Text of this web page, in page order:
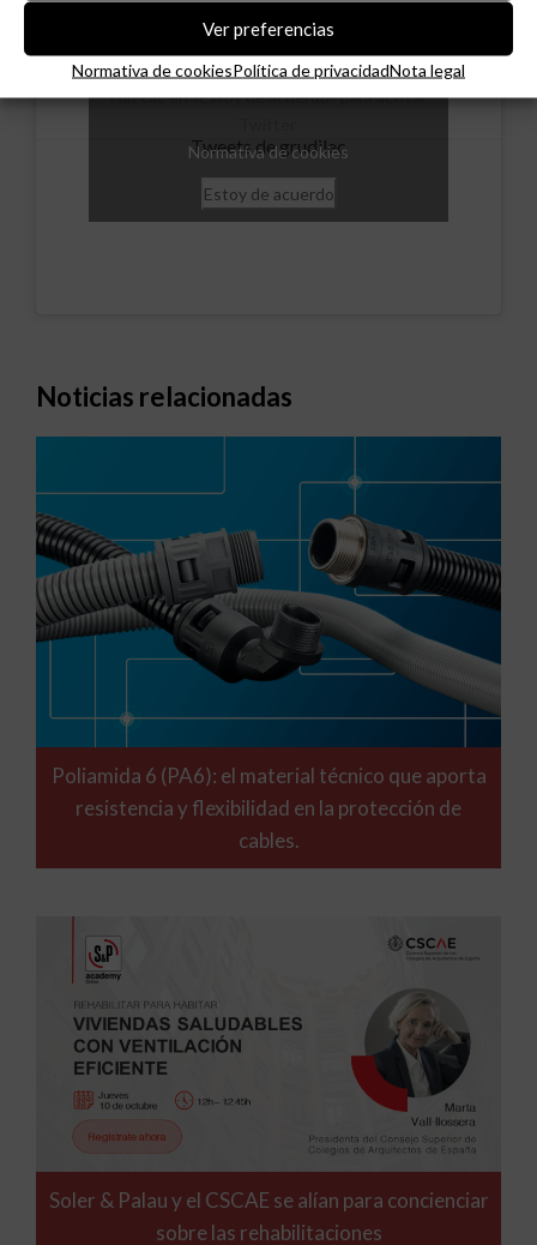
Ver preferencias
Normativa de cookiesPolítica de privacidadNota legal
Tweets de grudilec
Haz clic en «Estoy de acuerdo» para activar
Normativa de cookies
Estoy de acuerdo
Noticias relacionadas
Poliamida 6 (PA6): el material técnico que aporta
resistencia y flexibilidad en la protección de
cables.
Soler & Palau y el CSCAE se alían para concienciar
sobre las rehabilitaciones